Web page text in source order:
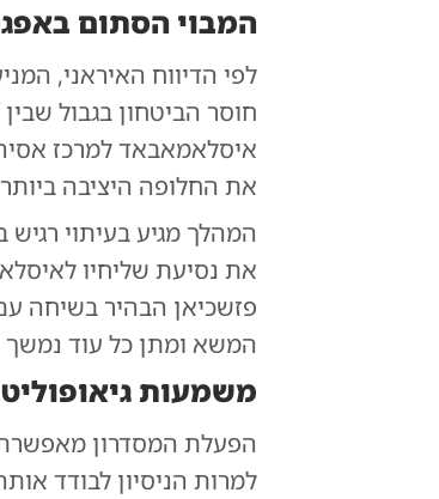
המבוי הסתום
לפי הדיווח האיראני,
חוסר הביטחון בגבול
איסלאמאבאד למרכז
את החלופה היציבה
המהלך מגיע בעיתוי
את נסיעת שליחיו
פזשכיאן הבהיר בשיחה
המשא ומתן כל עוד נמשך
משמעות
הפעלת המסדרון
למרות הניסיון לבודד